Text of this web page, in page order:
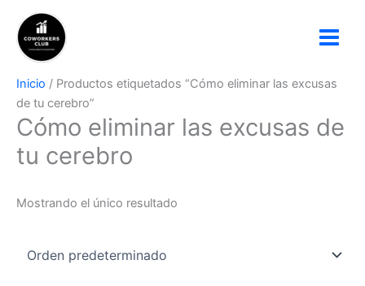
contenido
Inicio / Productos etiquetados “Cómo eliminar las excusas
de tu cerebro”
Cómo eliminar las excusas de
tu cerebro
Mostrando el único resultado